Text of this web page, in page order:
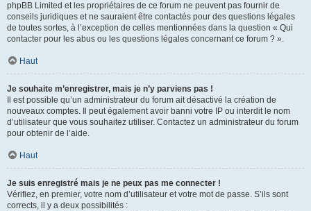
phpBB Limited et les propriétaires de ce forum ne peuvent pas fournir de
conseils juridiques et ne sauraient être contactés pour des questions légales
de toutes sortes, à l’exception de celles mentionnées dans la question « Qui
contacter pour les abus ou les questions légales concernant ce forum ? ».
Haut
Je souhaite m’enregistrer, mais je n’y parviens pas !
Il est possible qu’un administrateur du forum ait désactivé la création de
nouveaux comptes. Il peut également avoir banni votre IP ou interdit le nom
d’utilisateur que vous souhaitez utiliser. Contactez un administrateur du forum
pour obtenir de l’aide.
Haut
Je suis enregistré mais je ne peux pas me connecter !
Vérifiez, en premier, votre nom d’utilisateur et votre mot de passe. S’ils sont
corrects, il y a deux possibilités :